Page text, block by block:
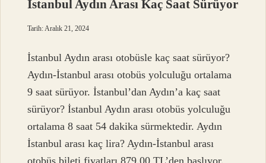
Istanbul Aydın Arası Kaç Saat Sürüyor
Tarih: Aralık 21, 2024
İstanbul Aydın arası otobüsle kaç saat sürüyor?
Aydın-İstanbul arası otobüs yolculuğu ortalama
9 saat sürüyor. İstanbul’dan Aydın’a kaç saat
sürüyor? İstanbul Aydın arası otobüs yolculuğu
ortalama 8 saat 54 dakika sürmektedir. Aydın
İstanbul arası kaç lira? Aydın-İstanbul arası